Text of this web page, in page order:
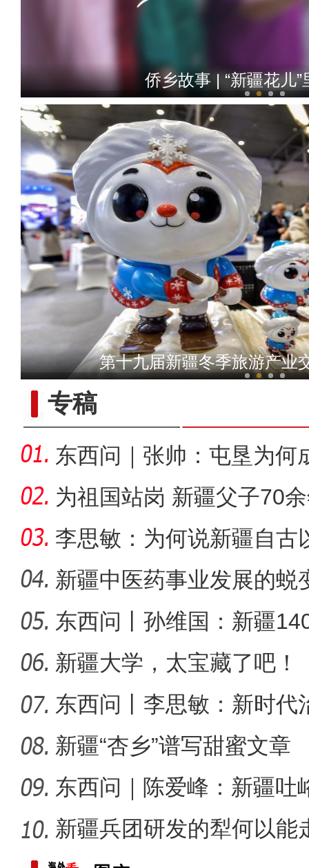
侨乡故事 | “新疆花儿
侨乡故事 | 台湾人洪智明：
【与你为邻】吉尔吉斯斯坦
第十九届新疆冬季旅游产业
专稿
东西问｜张帅：屯垦为何
千年良
为祖国站岗 新疆父子70
李思敏：为何说新疆自古
可分割
新疆中医药事业发展的蜕
东西问丨孙维国：新疆
了什么？
新疆大学，太宝藏了吧！
东西问丨李思敏：新时代
新疆“杏乡”谱写甜蜜文章
东西问｜陈爱峰：新疆吐
汇见证
新疆兵团研发的犁何以能